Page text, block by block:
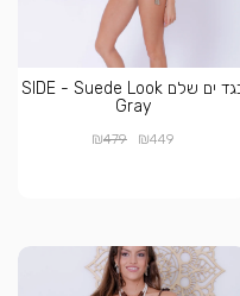
בגד ים שלם SIDE - Suede Look
Gray
₪449
₪479